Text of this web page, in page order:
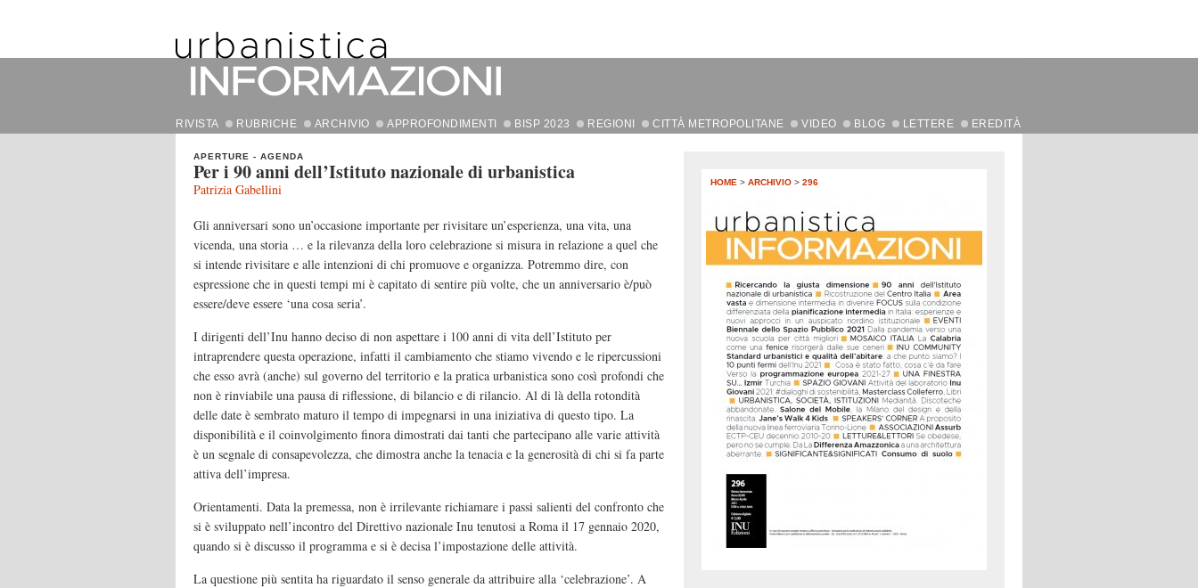
RIVISTA RUBRICHE ARCHIVIO APPROFONDIMENTI BISP 2023 REGIONI CITTÀ METROPOLITANE VIDEO BLOG LETTERE EREDITÀ
APERTURE - AGENDA
Per i 90 anni dell’Istituto nazionale di urbanistica
Patrizia Gabellini
Gli anniversari sono un’occasione importante per rivisitare un’esperienza, una vita, una
vicenda, una storia … e la rilevanza della loro celebrazione si misura in relazione a quel che
si intende rivisitare e alle intenzioni di chi promuove e organizza. Potremmo dire, con
espressione che in questi tempi mi è capitato di sentire più volte, che un anniversario è/può
essere/deve essere ‘una cosa seria’.
I dirigenti dell’Inu hanno deciso di non aspettare i 100 anni di vita dell’Istituto per
intraprendere questa operazione, infatti il cambiamento che stiamo vivendo e le ripercussioni
che esso avrà (anche) sul governo del territorio e la pratica urbanistica sono così profondi che
non è rinviabile una pausa di riflessione, di bilancio e di rilancio. Al di là della rotondità
delle date è sembrato maturo il tempo di impegnarsi in una iniziativa di questo tipo. La
disponibilità e il coinvolgimento finora dimostrati dai tanti che partecipano alle varie attività
è un segnale di consapevolezza, che dimostra anche la tenacia e la generosità di chi si fa parte
attiva dell’impresa.
Orientamenti. Data la premessa, non è irrilevante richiamare i passi salienti del confronto che
si è sviluppato nell’incontro del Direttivo nazionale Inu tenutosi a Roma il 17 gennaio 2020,
quando si è discusso il programma e si è decisa l’impostazione delle attività.
La questione più sentita ha riguardato il senso generale da attribuire alla ‘celebrazione’. A
HOME > ARCHIVIO > 296